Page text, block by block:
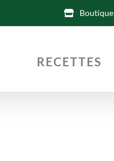
Boutique
RECETTES